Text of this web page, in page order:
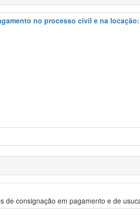
no processo civil e na
de consignação em pagamento e de